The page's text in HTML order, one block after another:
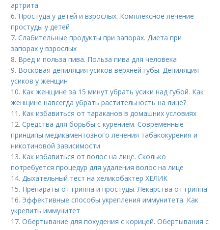
артрита
6. Простуда у детей и взрослых. Комплексное лечение
простуды у детей
7.Слабительные продукты при запорах. Диета при
запорах у взрослых
8. Вред и польза пива. Польза пива для человека
9. Восковая депиляция усиков верхней губы. Депиляция
усиков у женщин
10. Как женщине за 15 минут убрать усики над губой. Как
женщине навсегда убрать растительность на лице?
11. Как избавиться от тараканов в домашних условиях
12.Средства для борьбы с курением. Современные
принципы медикаментозного лечения табакокурения и
никотиновой зависимости
13. Как избавиться от волос на лице. Сколько
потребуется процедур для удаления волос на лице
14.Дыхательный тест на хеликобактер ХЕЛИК
15. Препараты от гриппа и простуды. Лекарства от гриппа
16. Эффективные способы укрепления иммунитета. Как
укрепить иммунитет
17.Обертывание для похудения с корицей. Обертывания с